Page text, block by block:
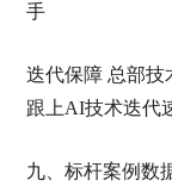
手
迭代保障 总部技
跟上AI技术迭代
九、标杆案例数